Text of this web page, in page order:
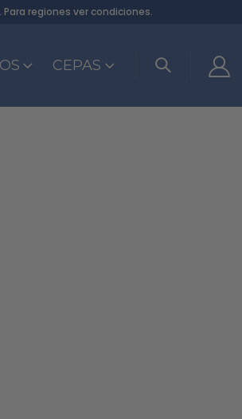
Para regiones ver condiciones.
CEPAS